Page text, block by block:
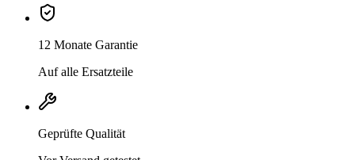
12 Monate Garantie
Auf alle Ersatzteile
Geprüfte Qualität